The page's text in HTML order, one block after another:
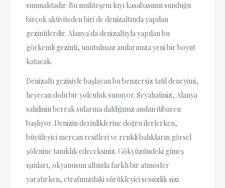
sunmaktadır. Bu muhteşem kıyı kasabasının sunduğu
birçok aktiviteden biri de denizaltında yapılan
gezintilerdir. Alanya'da denizaltıyla yapılan bu
görkemli gezinti, unutulmaz anılarınıza yeni bir boyut
katacak.
Denizaltı gezisiyle başlayan bu benzersiz tatil deneyimi,
heyecan dolu bir yolculuk sunuyor. Seyahatiniz, Alanya
sahilinin berrak sularına daldığınız andan itibaren
başlıyor. Denizin derinliklerine doğru ilerlerken,
büyüleyici mercan resifleri ve renkli balıkların görsel
şölenine tanıklık edeceksiniz. Gökyüzündeki güneş
ışınları, okyanusun altında farklı bir atmosfer
yaratırken, etrafınızdaki sürükleyici sessizlik sizi